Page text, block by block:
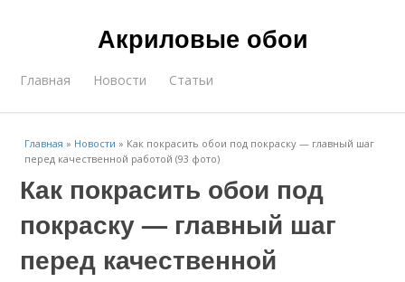
Акриловые обои
Главная Новости Статьи
Главная » Новости » Как покрасить обои под покраску — главный шаг
перед качественной работой (93 фото)
Как покрасить обои под
покраску — главный шаг
перед качественной